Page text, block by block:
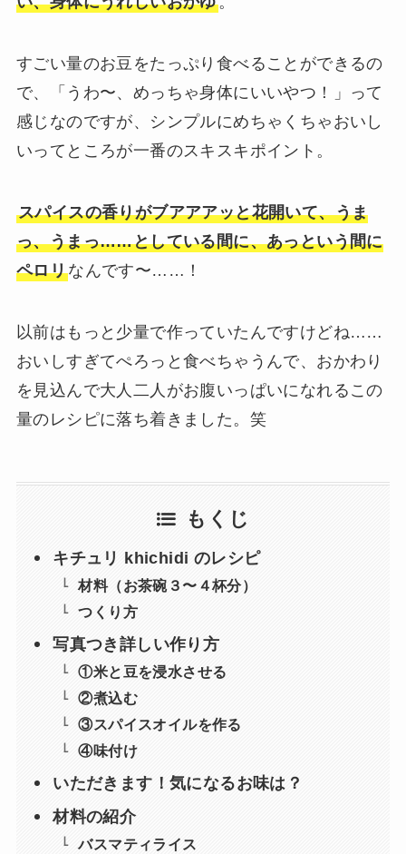
すごい量のお豆をたっぷり食べることができるの
で、「うわ〜、めっちゃ身体にいいやつ！」って
感じなのですが、シンプルにめちゃくちゃおいし
いってところが一番のスキスキポイント。
スパイスの香りがブアアアッと花開いて、うま
っ、うまっ……としている間に、あっという間に
ペロリなんです〜……！
以前はもっと少量で作っていたんですけどね……
おいしすぎてぺろっと食べちゃうんで、おかわり
を見込んで大人二人がお腹いっぱいになれるこの
量のレシピに落ち着きました。笑
もくじ
キチュリ khichidi のレシピ
材料（お茶碗３〜４杯分）
つくり方
写真つき詳しい作り方
①米と豆を浸水させる
②煮込む
③スパイスオイルを作る
④味付け
いただきます！気になるお味は？
材料の紹介
バスマティライス